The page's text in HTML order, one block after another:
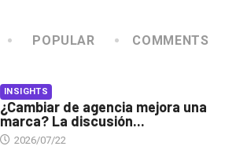
POPULAR COMMENTS
INSIGHTS
¿Cambiar de agencia mejora una
marca? La discusión...
2026/07/22